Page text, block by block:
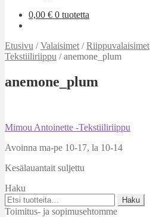
0,00 € 0 tuotetta
Etusivu /Valaisimet /Riippuvalaisimet
Tekstiiliriippu /anemone_plum
anemone_plum
Artikkelien
selaus
Edellinen
Mimou Antoinette -Tekstiiliriippu
Avoinna ma-pe 10-17, la 10-14
Kesälauantait suljettu
Haku
Etsi:
Haku
Toimitus- ja sopimusehtomme